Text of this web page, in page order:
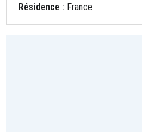
Résidence : France